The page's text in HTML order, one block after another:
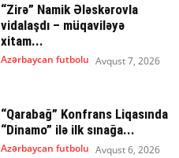
“Zirə” Namik Ələskərovla
vidalaşdı – müqaviləyə
xitam...
Azərbaycan futbolu Avqust 7, 2026
“Qarabağ” Konfrans Liqasında
“Dinamo” ilə ilk sınağa...
Azərbaycan futbolu Avqust 6, 2026